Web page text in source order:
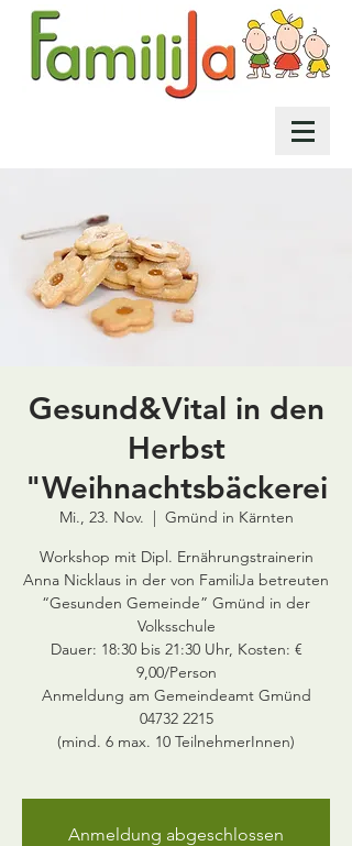
Gesund&Vital in den
Herbst
"Weihnachtsbäckerei
Mi., 23. Nov.
  |
Gmünd in Kärnten
Workshop mit Dipl. Ernährungstrainerin
Anna Nicklaus in der von FamiliJa betreuten
“Gesunden Gemeinde” Gmünd in der
Volksschule
Dauer: 18:30 bis 21:30 Uhr, Kosten: €
9,00/Person
Anmeldung am Gemeindeamt Gmünd
04732 2215
(mind. 6 max. 10 TeilnehmerInnen)
Anmeldung abgeschlossen